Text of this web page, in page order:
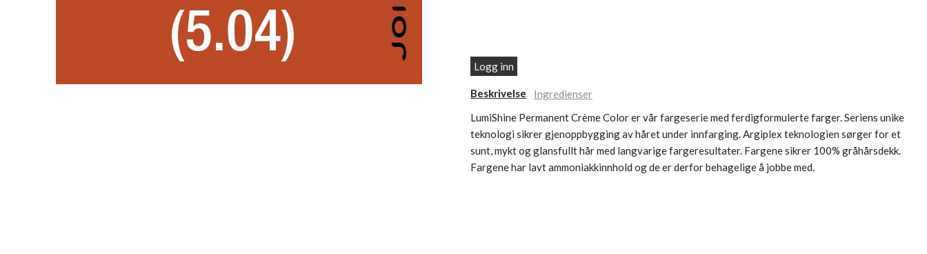
Logg inn
Beskrivelse
Ingredienser
LumiShine Permanent Crème Color er vår fargeserie med ferdigformulerte farger. Seriens unike
teknologi sikrer gjenoppbygging av håret under innfarging. Argiplex teknologien sørger for et
sunt, mykt og glansfullt hår med langvarige fargeresultater. Fargene sikrer 100% gråhårsdekk.
Fargene har lavt ammoniakkinnhold og de er derfor behagelige å jobbe med.